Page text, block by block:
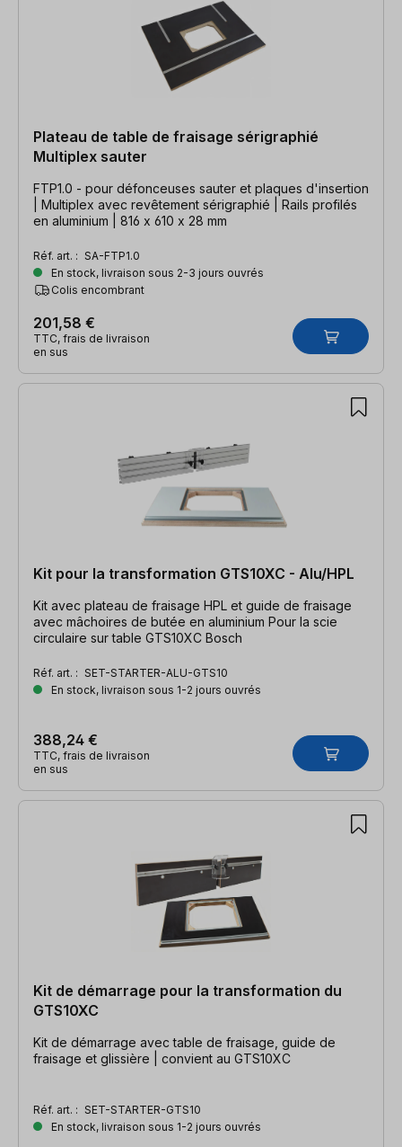
Plateau de table de fraisage sérigraphié
Multiplex sauter
FTP1.0 - pour défonceuses sauter et plaques d'insertion
| Multiplex avec revêtement sérigraphié | Rails profilés
en aluminium | 816 x 610 x 28 mm
Réf. art. : SA-FTP1.0
En stock, livraison sous 2-3 jours ouvrés
Colis encombrant
201,58 €
TTC, frais de livraison
en sus
Kit pour la transformation GTS10XC - Alu/HPL
Kit avec plateau de fraisage HPL et guide de fraisage
avec mâchoires de butée en aluminium Pour la scie
circulaire sur table GTS10XC Bosch
Réf. art. : SET-STARTER-ALU-GTS10
En stock, livraison sous 1-2 jours ouvrés
388,24 €
TTC, frais de livraison
en sus
Kit de démarrage pour la transformation du
GTS10XC
Kit de démarrage avec table de fraisage, guide de
fraisage et glissière | convient au GTS10XC
Réf. art. : SET-STARTER-GTS10
En stock, livraison sous 1-2 jours ouvrés